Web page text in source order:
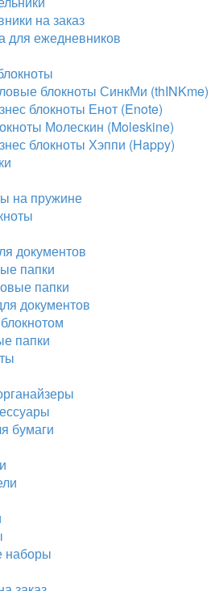
на заказ
для ежедневников
блокноты СинкМи (thINKme)
блокноты Енот (Enote)
Молескин (Moleskine)
блокноты Хэппи (Happy)
на пружине
документов
папки
папки
документов
папки
бумаги
наборы